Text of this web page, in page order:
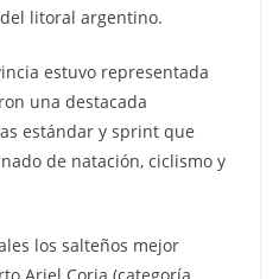
litoral argentino.
estuvo representada
una destacada
estándar y sprint que
de natación, ciclismo y
los salteños mejor